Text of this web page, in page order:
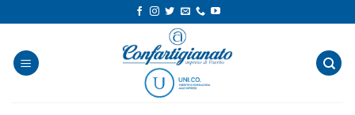
ai
contenuti